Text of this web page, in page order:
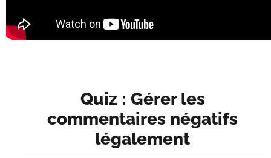
Quiz : Gérer les
commentaires négatifs
légalement